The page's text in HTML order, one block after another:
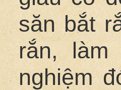
săn bắt
rắn,
nghiệm